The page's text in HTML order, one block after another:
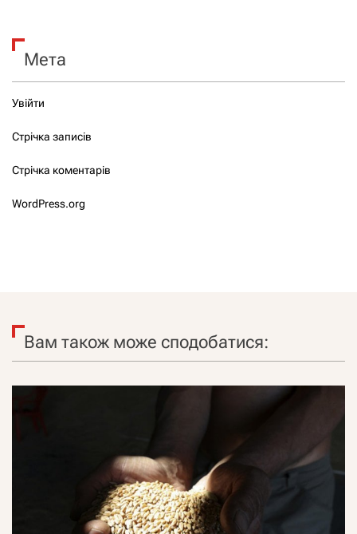
Мета
Увійти
Стрічка записів
Стрічка коментарів
WordPress.org
Вам також може сподобатися: